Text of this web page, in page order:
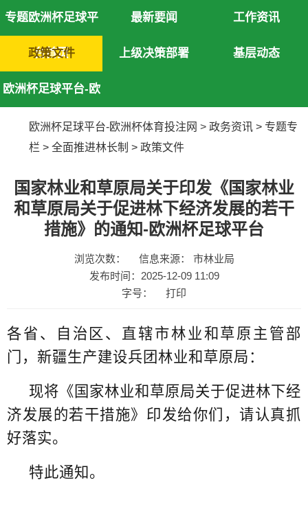
专题欧洲杯足球平
台首页
最新要闻 工作资讯
政策文件 上级决策部署 基层动态
欧洲杯足球平台-欧
洲杯体育投注网
欧洲杯足球平台-欧洲杯体育投注网 > 政务资讯 > 专题专
栏 > 全面推进林长制 > 政策文件
国家林业和草原局关于印发《国家林业
和草原局关于促进林下经济发展的若干
措施》的通知-欧洲杯足球平台
浏览次数：
信息来源： 市林业局
发布时间：2025-12-09 11:09
字号：
打印
各省、自治区、直辖市林业和草原主管部
门，新疆生产建设兵团林业和草原局：
现将《国家林业和草原局关于促进林下经
济发展的若干措施》印发给你们，请认真抓
好落实。
特此通知。